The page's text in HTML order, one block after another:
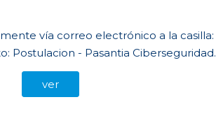
vía correo electrónico a la casilla:
Postulacion - Pasantia Ciberseguridad.
ver